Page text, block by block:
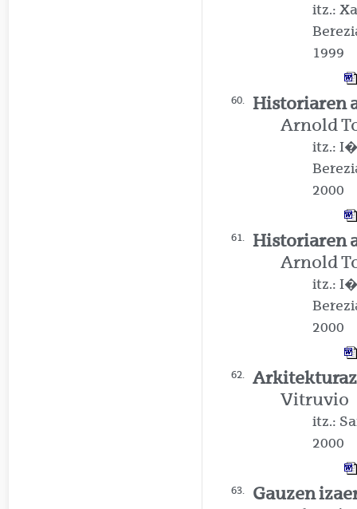
itz.:
1999
60.
Historiaren
Arnold
itz.:
2000
61.
Historiaren
Arnold
itz.:
2000
62.
Arkitekturaz
Vitruvio
itz.:
2000
63.
Gauzen